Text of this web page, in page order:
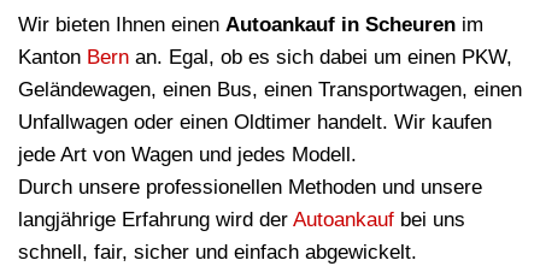
Wir bieten Ihnen einen Autoankauf in Scheuren im
Kanton Bern an. Egal, ob es sich dabei um einen PKW,
Geländewagen, einen Bus, einen Transportwagen, einen
Unfallwagen oder einen Oldtimer handelt. Wir kaufen
jede Art von Wagen und jedes Modell.
Durch unsere professionellen Methoden und unsere
langjährige Erfahrung wird der Autoankauf bei uns
schnell, fair, sicher und einfach abgewickelt.